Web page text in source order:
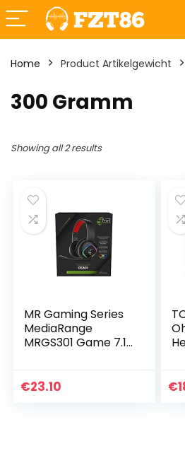
Home Product Artikelgewicht
‎300 Gramm
Showing all 2 results
MR Gaming Series
MediaRange
MRGS301 Game 7.1
Kabel Schwarz/Rot
€23.10 €